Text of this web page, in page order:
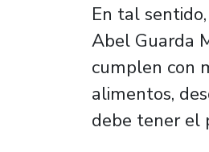
En tal
Abel Guarda
cumplen con
alimentos,
debe tener el